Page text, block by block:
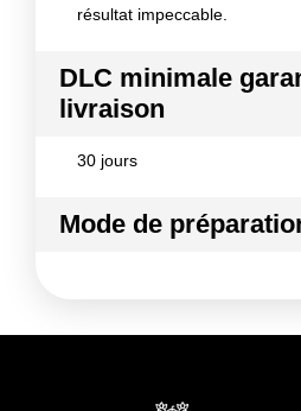
résultat impeccable.
DLC minimale
livraison
30 jours
Mode de
Essuyer ensuite avec un